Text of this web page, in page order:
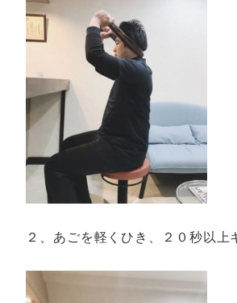
２、あごを軽くひき、２０秒以上